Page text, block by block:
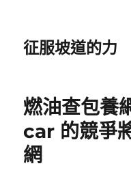
征服坡道的力
燃油查包養
car 的競爭
網